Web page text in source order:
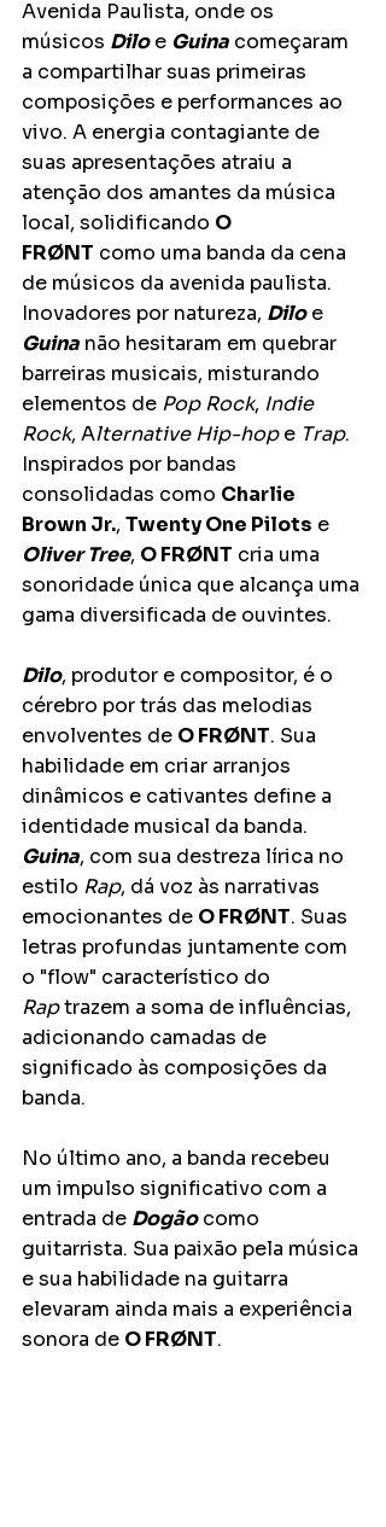
Avenida Paulista, onde os
músicos Dilo e Guina começaram
a compartilhar suas primeiras
composições e performances ao
vivo. A energia contagiante de
suas apresentações atraiu a
atenção dos amantes da música
local, solidificando O
FRØNT como uma banda da cena
de músicos da avenida paulista.
Inovadores por natureza, Dilo e
Guina não hesitaram em quebrar
barreiras musicais, misturando
elementos de Pop Rock, Indie
Rock, Alternative Hip-hop e Trap.
Inspirados por bandas
consolidadas como Charlie
Brown Jr., Twenty One Pilots e
Oliver Tree, O FRØNT cria uma
sonoridade única que alcança uma
gama diversificada de ouvintes.
Dilo, produtor e compositor, é o
cérebro por trás das melodias
envolventes de O FRØNT. Sua
habilidade em criar arranjos
dinâmicos e cativantes define a
identidade musical da banda.
Guina, com sua destreza lírica no
estilo Rap, dá voz às narrativas
emocionantes de O FRØNT. Suas
letras profundas juntamente com
o "flow" característico do
Rap trazem a soma de influências,
adicionando camadas de
significado às composições da
banda.
No último ano, a banda recebeu
um impulso significativo com a
entrada de Dogão como
guitarrista. Sua paixão pela música
e sua habilidade na guitarra
elevaram ainda mais a experiência
sonora de O FRØNT.